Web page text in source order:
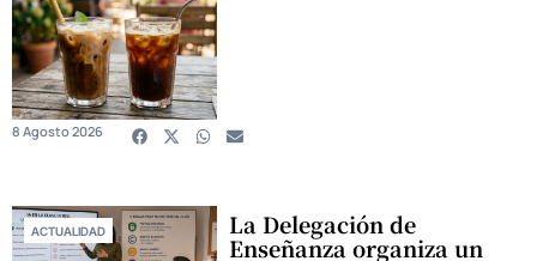
8 Agosto 2026
ACTUALIDAD La Delegación de
Enseñanza organiza un